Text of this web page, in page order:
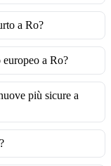
a Ro?
a Ro?
più sicure a